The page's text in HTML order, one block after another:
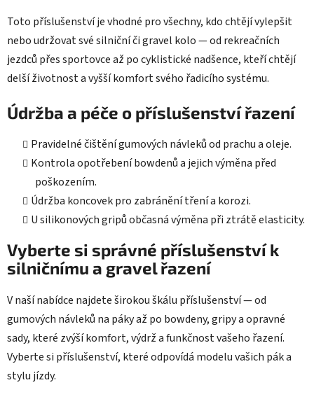
Toto příslušenství je vhodné pro všechny, kdo chtějí vylepšit
nebo udržovat své silniční či gravel kolo — od rekreačních
jezdců přes sportovce až po cyklistické nadšence, kteří chtějí
delší životnost a vyšší komfort svého řadicího systému.
Údržba a péče o příslušenství řazení
Pravidelné čištění gumových návleků od prachu a oleje.
Kontrola opotřebení bowdenů a jejich výměna před
poškozením.
Údržba koncovek pro zabránění tření a korozi.
U silikonových gripů občasná výměna při ztrátě elasticity.
Vyberte si správné příslušenství k
silničnímu a gravel řazení
V naší nabídce najdete širokou škálu příslušenství — od
gumových návleků na páky až po bowdeny, gripy a opravné
sady, které zvýší komfort, výdrž a funkčnost vašeho řazení.
Vyberte si příslušenství, které odpovídá modelu vašich pák a
stylu jízdy.